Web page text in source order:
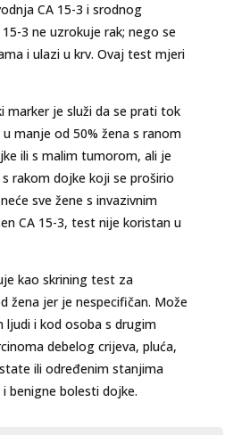
CA 15-3 i srodnog
3 ne uzrokuje rak; nego se
i ulazi u krv. Ovaj test mjeri
marker je služi da se prati tok
manje od 50% žena s ranom
ili s malim tumorom, ali je
rakom dojke koji se proširio
sve žene s invazivnim
CA 15-3, test nije koristan u
kao skrining test za
žena jer je nespecifičan. Može
ljudi i kod osoba s drugim
debelog crijeva, pluća,
ili određenim stanjima
benigne bolesti dojke.